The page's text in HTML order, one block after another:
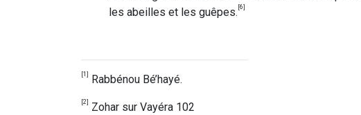
les abeilles et les guêpes. [6]
[1] Rabbénou Bé’hayé.
[2] Zohar sur Vayéra 102